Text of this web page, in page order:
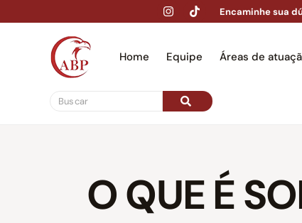
Encaminhe sua
Home Equipe Áreas de
O QUE É